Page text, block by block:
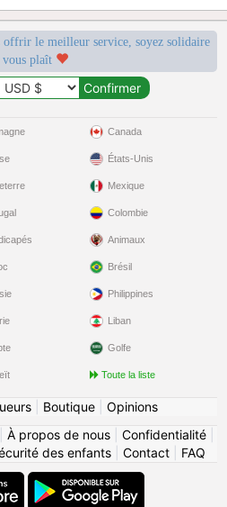
le meilleur service, soyez solidaire
plaît
Canada
États-Unis
Mexique
Colombie
Animaux
Brésil
Philippines
Liban
Golfe
Toute la liste
| Boutique| Opinions
À propos de nous Confidentialité
des enfants| Contact| FAQ